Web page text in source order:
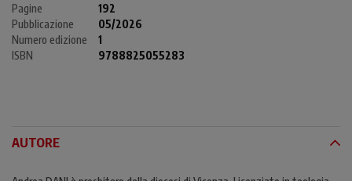
Pagine
192
Pubblicazione
05/2026
Numero edizione
1
ISBN
9788825055283
AUTORE